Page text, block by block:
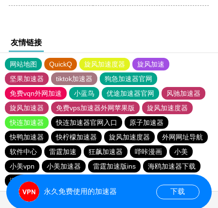
友情链接
网站地图 QuickQ 旋风加速度器
旋风加速
坚果加速器
tiktok加速器
狗急加速器官网
免费vqn外网加速
小蓝鸟 优途加速器官网
风驰加速器
旋风加速器
免费vps加速器外网苹果版
旋风加速度器
快连加速器
快连加速器官网入口
原子加速器
快鸭加速器
快柠檬加速器 旋风加速度器
外网网址导航
软件中心
雷霆加速 狂飙加速器 哔咔漫画
小美
小美vpn
小美加速器 雷霆加速版ins
海鸥加速器下载
海鸥加速度
永久免费使用的加速器 下载